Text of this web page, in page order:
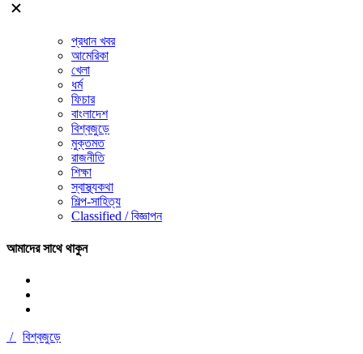
প্রধান খবর
আমেরিকা
খেলা
ধর্ম
ফিচার
বাংলাদেশ
বিশ্বজুড়ে
মুক্তমত
রাজনীতি
শিক্ষা
স্বাস্থ্যকথা
শিল্প-সাহিত্য
Classified / বিজ্ঞাপন
আমাদের সাথে থাকুন
/ বিশ্বজুড়ে